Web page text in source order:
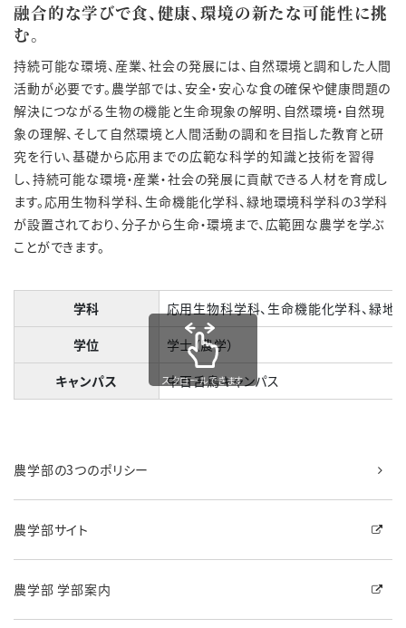
融合的な学びで食、健康、環境の新たな可能性に挑
む。
持続可能な環境、産業、社会の発展には、自然環境と調和した人間
活動が必要です。農学部では、安全・安心な食の確保や健康問題の
解決につながる生物の機能と生命現象の解明、自然環境・自然現
象の理解、そして自然環境と人間活動の調和を目指した教育と研
究を行い、基礎から応用までの広範な科学的知識と技術を習得
し、持続可能な環境・産業・社会の発展に貢献できる人材を育成し
ます。応用生物科学科、生命機能化学科、緑地環境科学科の3学科
が設置されており、分子から生命・環境まで、広範囲な農学を学ぶ
ことができます。
学科
応用生物科学科、生命機能化学科、緑地
学位
学士（農学）
キャンパス
中百舌鳥キャンパス
スクロールできます
農学部の3つのポリシー
農学部サイト
農学部 学部案内